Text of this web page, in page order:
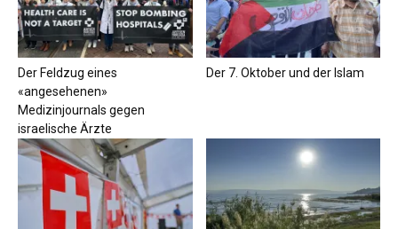
Der Feldzug eines
«angesehenen»
Medizinjournals gegen
israelische Ärzte
Der 7. Oktober und der Islam